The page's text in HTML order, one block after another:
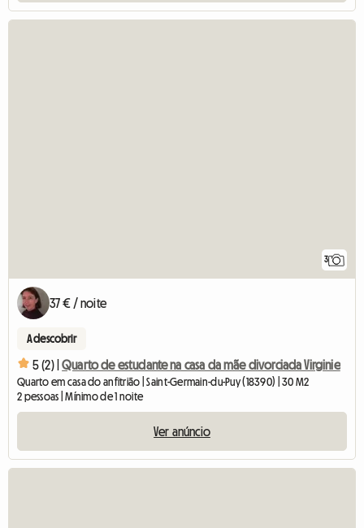
3
37 € / noite
A descobrir
5 (2) | Quarto de estudante na casa da mãe divorciada Virginie
Quarto em casa do anfitrião | Saint-Germain-du-Puy (18390) | 30 M2
2 pessoas | Mínimo de 1 noite
Ver anúncio